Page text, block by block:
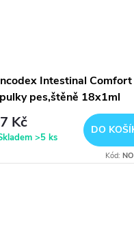
Intestinal Comfort
pes,štěně 18x1ml
Kč
>5 ks
DO
Kód: